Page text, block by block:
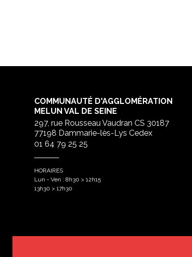
COMMUNAUTÉ D'AGGLOMÉRATION
MELUN VAL DE SEINE
297, rue Rousseau Vaudran CS 30187
77198 Dammarie-lès-Lys Cedex
01 64 79 25 25
HORAIRES
Lun - Ven : 8h30 > 12h15
13h30 > 17h30